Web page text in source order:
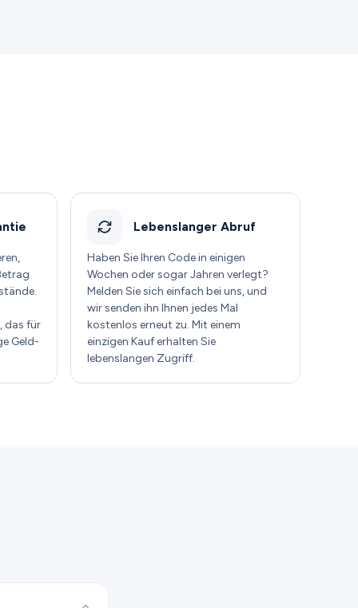
das für
Geld-
Lebenslanger Abruf
Haben Sie Ihren Code in einigen
Wochen oder sogar Jahren verlegt?
Melden Sie sich einfach bei uns, und
wir senden ihn Ihnen jedes Mal
kostenlos erneut zu. Mit einem
einzigen Kauf erhalten Sie
lebenslangen Zugriff.